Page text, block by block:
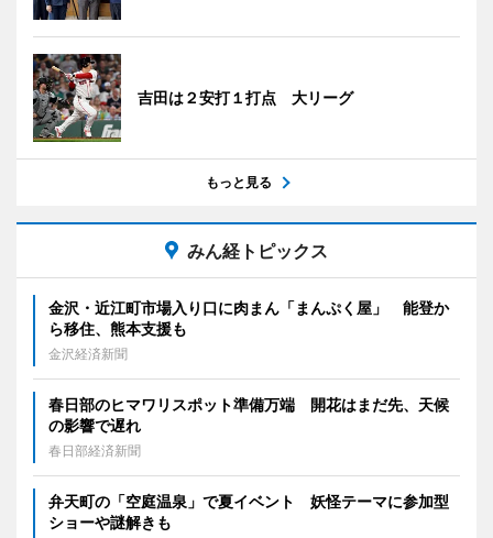
吉田は２安打１打点 大リーグ
もっと見る
みん経トピックス
金沢・近江町市場入り口に肉まん「まんぷく屋」 能登か
ら移住、熊本支援も
金沢経済新聞
春日部のヒマワリスポット準備万端 開花はまだ先、天候
の影響で遅れ
春日部経済新聞
弁天町の「空庭温泉」で夏イベント 妖怪テーマに参加型
ショーや謎解きも